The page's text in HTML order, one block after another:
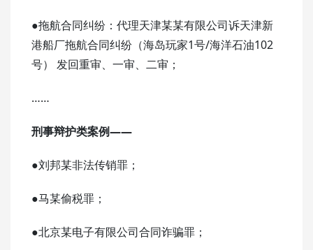
●拖航合同纠纷：代理天津某某有限公司诉天津新
港船厂拖航合同纠纷（海岛玩家1号/海洋石油102
号） 发回重审、一审、二审；
……
刑事辩护类案例——
●刘邦某非法传销罪；
●马某偷税罪；
●北京某电子有限公司合同诈骗罪；